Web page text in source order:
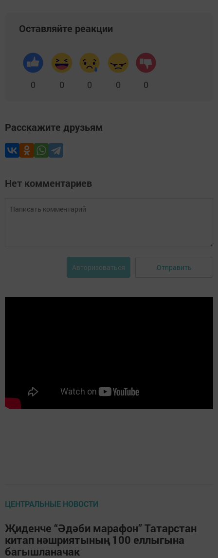
Оставляйте реакции
0 0 0 0 0
Расскажите друзьям
Нет комментариев
Авторизоваться Отправить
ЦЕНТРАЛЬНЫЕ НОВОСТИ
Җиденче “Әдәби марафон” Татарстан
китап нәшриятының 100 еллыгына
багышланачак